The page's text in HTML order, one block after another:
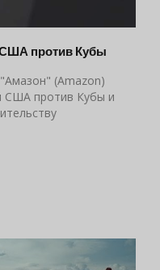
против Кубы
(Amazon)
США против Кубы и